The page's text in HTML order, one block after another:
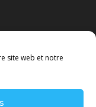
site web et notre